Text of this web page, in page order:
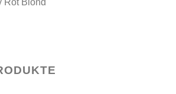
Rot Blond